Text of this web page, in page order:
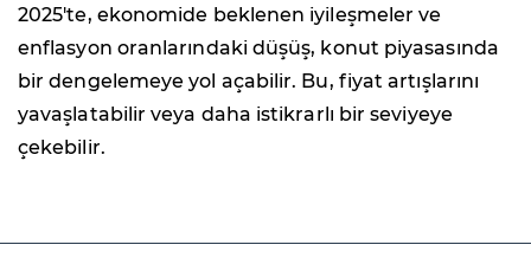
2025'te, ekonomide beklenen iyileşmeler ve
enflasyon oranlarındaki düşüş, konut piyasasında
bir dengelemeye yol açabilir. Bu, fiyat artışlarını
yavaşlatabilir veya daha istikrarlı bir seviyeye
çekebilir.